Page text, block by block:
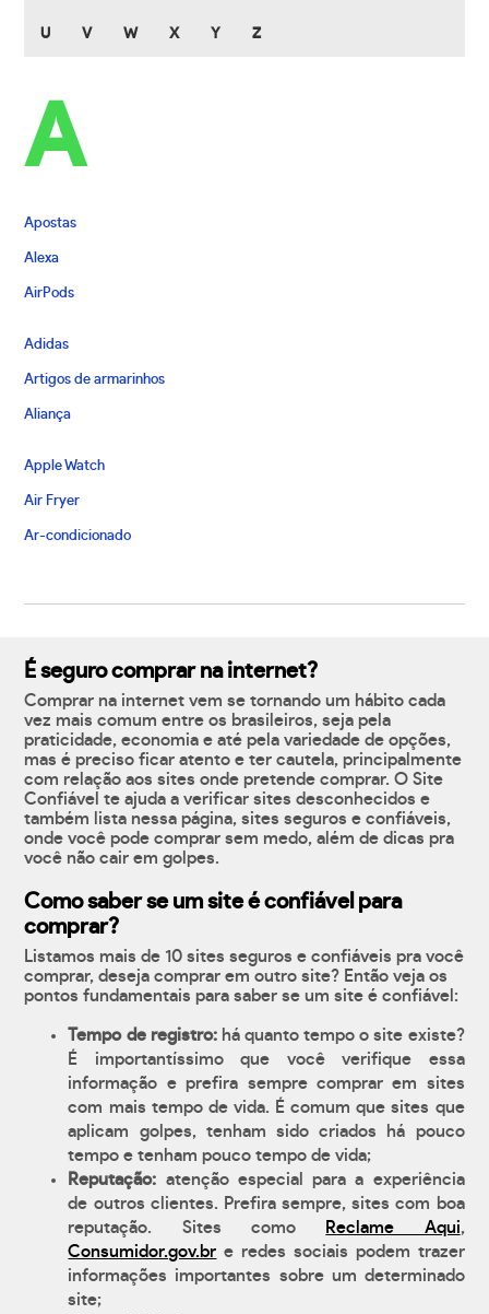
U V W X Y Z
A
Apostas
Alexa
AirPods
Adidas
Artigos de armarinhos
Aliança
Apple Watch
Air Fryer
Ar-condicionado
É seguro comprar na internet?
Comprar na internet vem se tornando um hábito cada
vez mais comum entre os brasileiros, seja pela
praticidade, economia e até pela variedade de opções,
mas é preciso ficar atento e ter cautela, principalmente
com relação aos sites onde pretende comprar. O Site
Confiável te ajuda a verificar sites desconhecidos e
também lista nessa página, sites seguros e confiáveis,
onde você pode comprar sem medo, além de dicas pra
você não cair em golpes.
Como saber se um site é confiável para
comprar?
Listamos mais de 10 sites seguros e confiáveis pra você
comprar, deseja comprar em outro site? Então veja os
pontos fundamentais para saber se um site é confiável:
Tempo de registro:há quanto tempo o site existe?
É importantíssimo que você verifique essa
informação e prefira sempre comprar em sites
com mais tempo de vida. É comum que sites que
aplicam golpes, tenham sido criados há pouco
tempo e tenham pouco tempo de vida;
Reputação: atenção especial para a experiência
de outros clientes. Prefira sempre, sites com boa
reputação. Sites como
Reclame Aqui,
Consumidor.gov.br e redes sociais podem trazer
informações importantes sobre um determinado
site;